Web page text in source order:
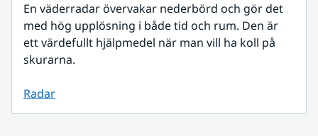
En väderradar övervakar nederbörd och gör det
med hög upplösning i både tid och rum. Den är
ett värdefullt hjälpmedel när man vill ha koll på
skurarna.
Radar